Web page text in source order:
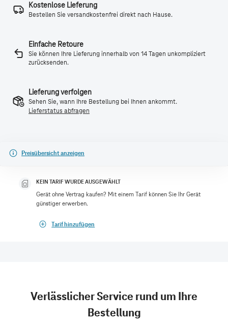
Kostenlose Lieferung
Bestellen Sie versandkostenfrei direkt nach Hause.
Einfache Retoure
Sie können Ihre Lieferung innerhalb von 14 Tagen unkompliziert
zurücksenden.
Lieferung verfolgen
Sehen Sie, wann Ihre Bestellung bei Ihnen ankommt.
Lieferstatus abfragen
Preisübersicht anzeigen
KEIN TARIF WURDE AUSGEWÄHLT
Gerät ohne Vertrag kaufen? Mit einem Tarif können Sie Ihr Gerät
günstiger erwerben.
Tarif hinzufügen